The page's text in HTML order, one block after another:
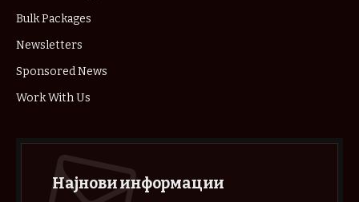
Bulk Packages
Newsletters
Sponsored News
Work With Us
Најнови информации